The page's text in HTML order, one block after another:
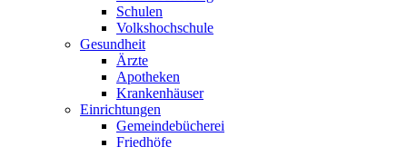
Schulen
Volkshochschule
Gesundheit
Ärzte
Apotheken
Krankenhäuser
Einrichtungen
Gemeindebücherei
Friedhöfe